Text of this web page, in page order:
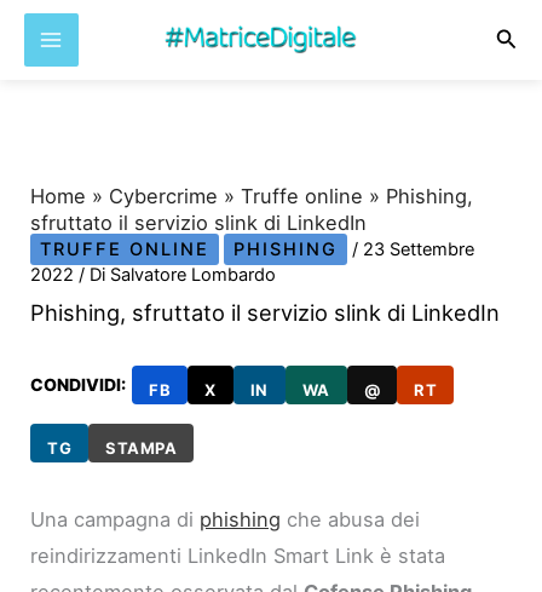
Home » Cybercrime »Truffe online » Phishing,
sfruttato il servizio slink di LinkedIn
TRUFFE ONLINE PHISHING / 23 Settembre
2022/ Di Salvatore Lombardo
Phishing, sfruttato il servizio slink di LinkedIn
CONDIVIDI: FB X IN WA @ RT
TG STAMPA
Una campagna di phishing che abusa dei
reindirizzamenti LinkedIn Smart Link è stata